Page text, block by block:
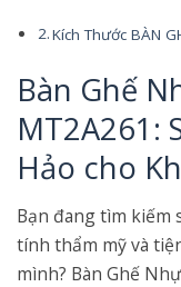
Kích Thước BÀN
Bàn Ghế
MT2A261:
Hảo cho
Bạn đang tìm kiếm
tính thẩm mỹ và
mình? Bàn Ghế